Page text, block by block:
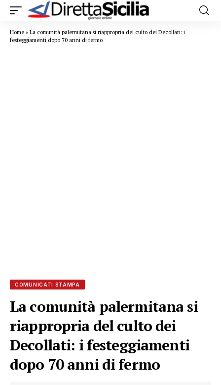
Home » La comunità palermitana si riappropria del culto dei Decollati: i
festeggiamenti dopo 70 anni di fermo
COMUNICATI STAMPA
La comunità palermitana si
riappropria del culto dei
Decollati: i festeggiamenti
dopo 70 anni di fermo